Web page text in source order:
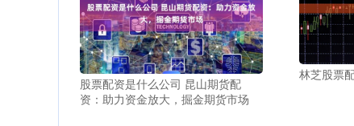
股票配资是什么公司 昆山期货配
资：助力资金放大，掘金期货市场
林芝股票